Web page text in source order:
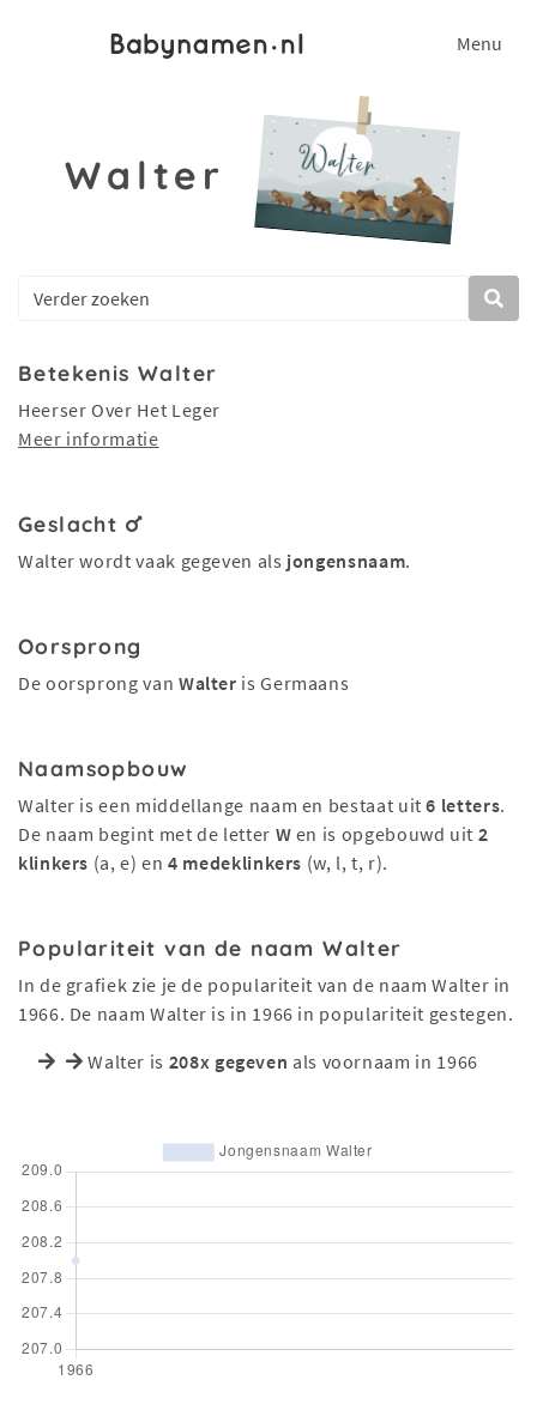
Menu
Walter
Betekenis Walter
Heerser Over Het Leger
Meer informatie
Geslacht
Walter wordt vaak gegeven als jongensnaam.
Oorsprong
De oorsprong van Walter is Germaans
Naamsopbouw
Walter is een middellange naam en bestaat uit6 letters.
De naam begint met de letter W en is opgebouwd uit 2
klinkers (a, e) en4 medeklinkers (w, l, t, r).
Populariteit van de naam Walter
In de grafiek zie je de populariteit van de naam Walter in
1966. De naam Walter is in 1966 in populariteit gestegen.
Walter is 208x gegeven als voornaam in 1966